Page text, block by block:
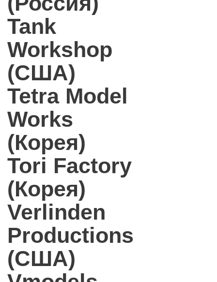
Tank
Workshop
(США)
Tetra Model
Works
(Корея)
Tori Factory
(Корея)
Verlinden
Productions
(США)